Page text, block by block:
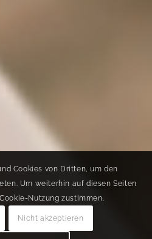
Cookies von Dritten, um den
Um weiterhin auf diesen Seiten
Nutzung zustimmen.
Nicht akzeptieren